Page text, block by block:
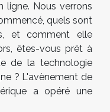
ligne. Nous verrons
quels sont
et comment elle
êtes-vous prêt à
de la technologie
? L'avènement de
a opéré une